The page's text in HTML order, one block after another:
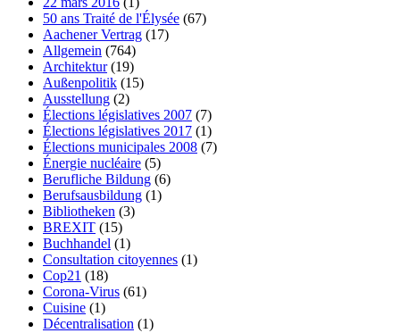
50 ans Traité de l'Élysée (67)
Aachener Vertrag (17)
Allgemein (764)
Architektur(19)
Außenpolitik (15)
Ausstellung (2)
Élections législatives 2007 (7)
Élections législatives 2017 (1)
Élections municipales 2008 (7)
Énergie nucléaire (5)
Berufliche Bildung (6)
Berufsausbildung (1)
Bibliotheken (3)
BREXIT (15)
Buchhandel (1)
Consultation citoyennes (1)
Cop21 (18)
Corona-Virus (61)
Cuisine (1)
Décentralisation (1)